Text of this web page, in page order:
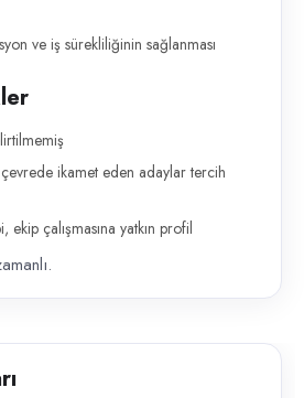
ve iş sürekliliğinin sağlanması
çevrede ikamet eden adaylar tercih
ekip çalışmasına yatkın profil